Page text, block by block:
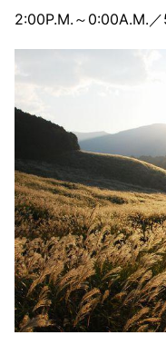
2:00P.M.～0:00A.M.